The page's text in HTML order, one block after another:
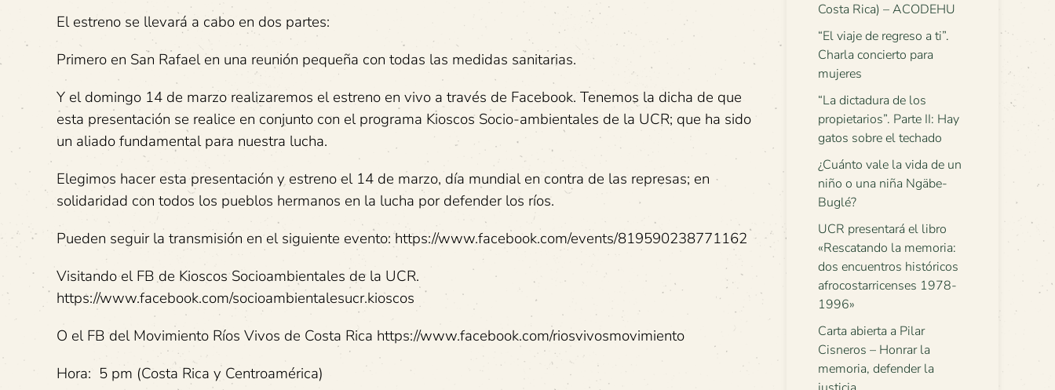
El estreno se llevará a cabo en dos partes:
Primero en San Rafael en una reunión pequeña con todas las medidas sanitarias.
Y el domingo 14 de marzo realizaremos el estreno en vivo a través de Facebook. Tenemos la dicha de que
esta presentación se realice en conjunto con el programa Kioscos Socio-ambientales de la UCR; que ha sido
un aliado fundamental para nuestra lucha.
Elegimos hacer esta presentación y estreno el 14 de marzo, día mundial en contra de las represas; en
solidaridad con todos los pueblos hermanos en la lucha por defender los ríos.
Pueden seguir la transmisión en el siguiente evento: https://www.facebook.com/events/819590238771162
Visitando el FB de Kioscos Socioambientales de la UCR.
https://www.facebook.com/socioambientalesucr.kioscos
O el FB del Movimiento Ríos Vivos de Costa Rica https://www.facebook.com/riosvivosmovimiento
Hora: 5 pm (Costa Rica y Centroamérica)
Costa Rica) – ACODEHU
“El viaje de regreso a ti”.
Charla concierto para
mujeres
“La dictadura de los
propietarios”. Parte II: Hay
gatos sobre el techado
¿Cuánto vale la vida de un
niño o una niña Ngäbe-
Buglé?
UCR presentará el libro
«Rescatando la memoria:
dos encuentros históricos
afrocostarricenses 1978-
1996»
Carta abierta a Pilar
Cisneros – Honrar la
memoria, defender la